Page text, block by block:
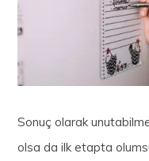
Sonuç olarak
olsa da ilk etapta